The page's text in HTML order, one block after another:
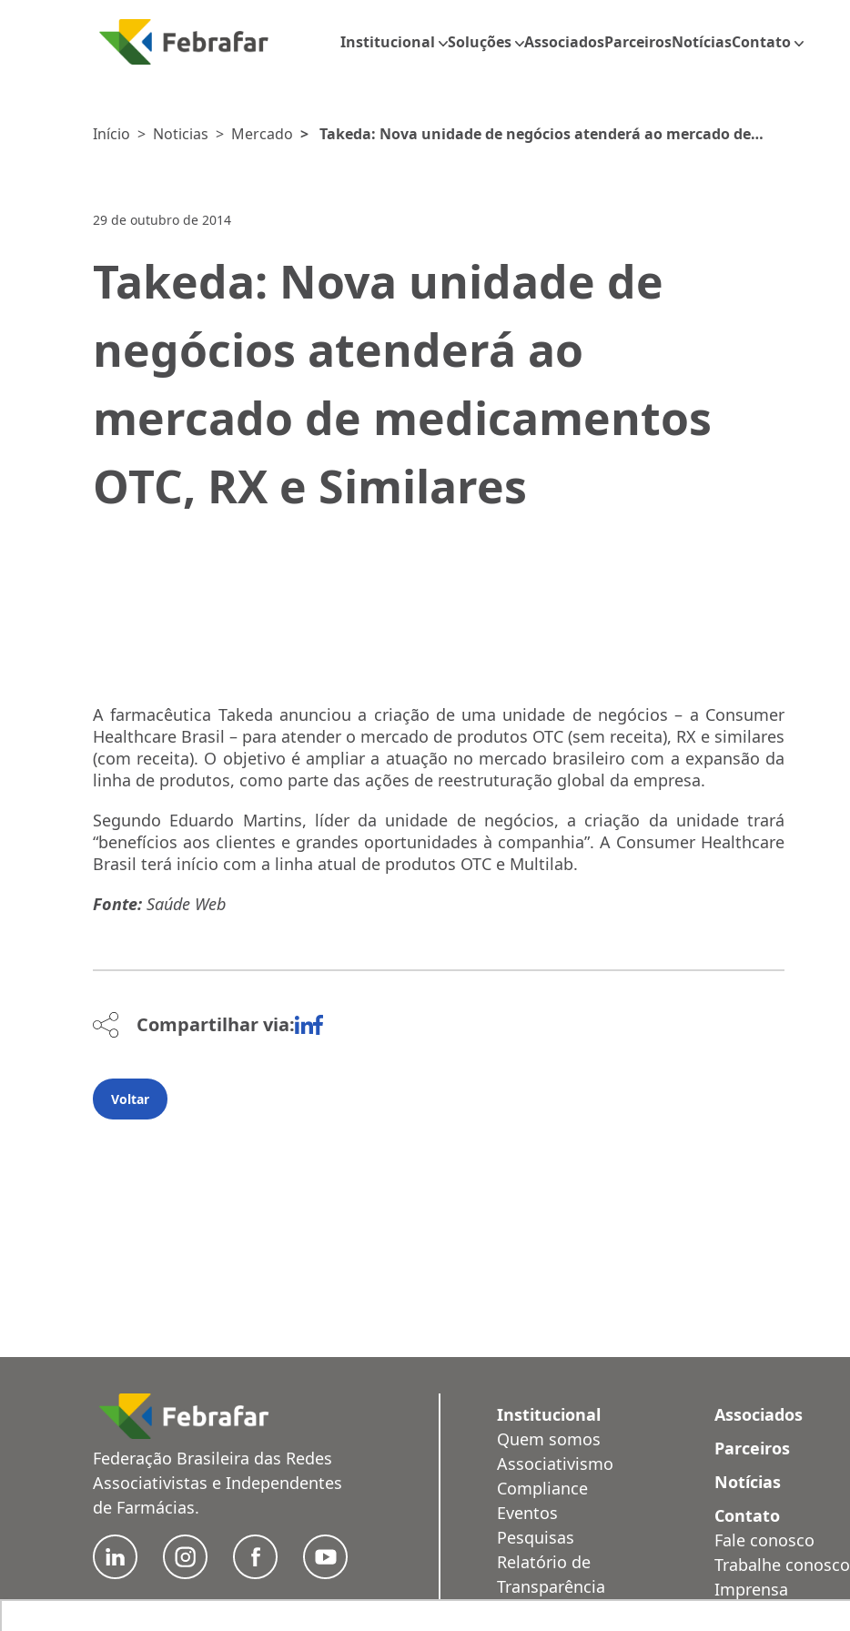
Institucional Soluções AssociadosParceirosNotíciasContato
Início > Noticias > Mercado > Takeda: Nova unidade de negócios atenderá ao mercado de
29 de outubro de 2014
Takeda: Nova unidade de
negócios atenderá ao
mercado de medicamentos
OTC, RX e Similares
A farmacêutica Takeda anunciou a criação de uma unidade de negócios – a Consumer
Healthcare Brasil – para atender o mercado de produtos OTC (sem receita), RX e similares
(com receita). O objetivo é ampliar a atuação no mercado brasileiro com a expansão da
linha de produtos, como parte das ações de reestruturação global da empresa.
Segundo Eduardo Martins, líder da unidade de negócios, a criação da unidade trará
“benefícios aos clientes e grandes oportunidades à companhia”. A Consumer Healthcare
Brasil terá início com a linha atual de produtos OTC e Multilab.
Fonte: Saúde Web
Compartilhar via:
Voltar
Federação Brasileira das Redes
Associativistas e Independentes
de Farmácias.
Institucional
Quem somos
Associativismo
Compliance
Eventos
Pesquisas
Relatório de
Transparência
Associados
Parceiros
Notícias
Contato
Fale conosco
Trabalhe conosco
Imprensa